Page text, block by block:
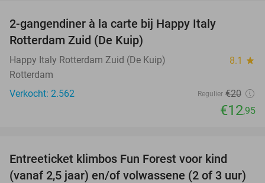
2-gangendiner à la carte bij Happy Italy
Rotterdam Zuid (De Kuip)
Happy Italy Rotterdam Zuid (De Kuip) 8.1 star
Rotterdam
Verkocht: 2.562
Regulier €20
€12,95
Entreeticket klimbos Fun Forest voor kind
(vanaf 2,5 jaar) en/of volwassene (2 of 3 uur)